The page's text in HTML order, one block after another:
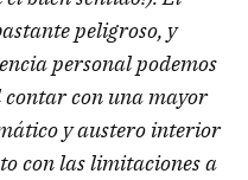
peligroso, y
personal podemos
con una mayor
y austero interior
con las limitaciones a